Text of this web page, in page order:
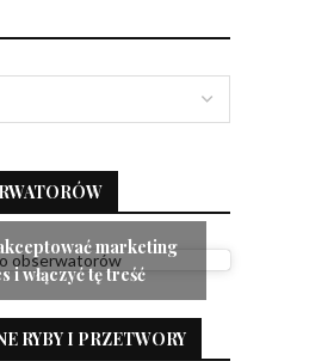
obserwatorów
marketing
i włączyć tę treść
RYBY I PRZETWORY